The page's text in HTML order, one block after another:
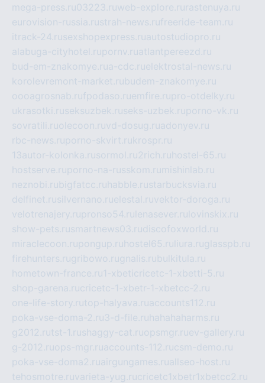
mega-press.ru03223.ruweb-explore.ru rastenuya.ru
eurovision-russia.rustrah-news.rufreeride-team.ru
itrack-24.rusexshopexpress.ruautostudiopro.ru
alabuga-cityhotel.rupornv.ruatlantpereezd.ru
bud-em-znakomye.rua-cdc.ruelektrostal-news.ru
korolevremont-market.rubudem-znakomye.ru
oooagrosnab.rufpodaso.ruemfire.rupro-otdelky.ru
ukrasotki.ruseksuzbek.ruseks-uzbek.ruporno-vk.ru
sovratili.ruolecoon.ruvd-dosug.ruadonyev.ru
rbc-news.ruporno-skvirt.rukrospr.ru
13autor-kolonka.rusormol.ru2rich.ru hostel-65.ru
hostserve.ruporno-na-russkom.ru mishinlab.ru
neznobi.rubigfatcc.ru habble.rustarbucksvia.ru
delfinet.rusilvernano.ruelestal.ruvektor-doroga.ru
velotrenajery.rupronso54.ru lenasever.ru lovinskix.ru
show-pets.rusmartnews03.rudiscofoxworld.ru
miraclecoon.rupongup.ru hostel65.ru liura.ruglasspb.ru
firehunters.rugribowo.rugnalis.rubulkitula.ru
hometown-france.ru1-xbeticricetc-1-xbetti-5.ru
shop-garena.rucricetc-1-xbetr-1-xbetcc-2.ru
one-life-story.rutop-halyava.ruaccounts112.ru
poka-vse-doma-2.ru3-d-file.ru hahahaharms.ru
g2012.rutst-1.rushaggy-cat.ruopsmgr.ruev-gallery.ru
g-2012.ruops-mgr.ruaccounts-112.rucsm-demo.ru
poka-vse-doma2.ruairgungames.ruallseo-host.ru
tehosmotre.ruvarieta-yug.rucricetc1xbetr1xbetcc2.ru